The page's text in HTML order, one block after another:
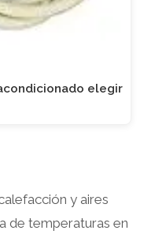
elegir
y aires
de temperaturas en